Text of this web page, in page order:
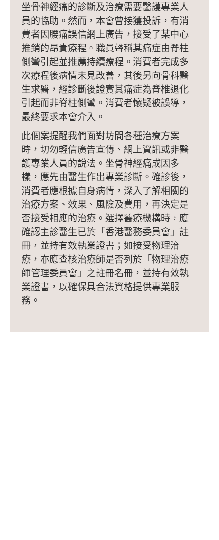
坐骨神經痛的診斷及治療需要醫護專業人
員的協助。然而，本會曾接獲投訴，有消
費者因腰痛誤信網上廣告，接受了某中心
推銷的昂貴療程。職員聲稱其痛症由脊柱
側彎引起並推薦持續療程。消費者完成多
次療程後病情未見改善，其後另向骨科醫
生求醫，經診斷後證實其痛症為脊椎退化
引起而非脊柱側彎。消費者懷疑被誤導，
最終要求本會介入。
此個案提醒我們面對坊間各種治療方案
時，切勿輕信廣告宣傳、網上資訊或非醫
護專業人員的說法。坐骨神經痛成因多
樣，應先由醫生作出專業診斷。確診後，
消費者應根據自身病情，深入了解相關的
治療方案、效果、風險及費用，再決定是
否接受相應的治療。選擇醫療機構時，應
確認主診醫生已於「香港醫務委員會」註
冊，並持有效執業證書；如接受物理治
療，亦應查核治療師是否列於「物理治療
師管理委員會」之註冊名冊，並持有效執
業證書，以確保具合法資格提供專業服
務。